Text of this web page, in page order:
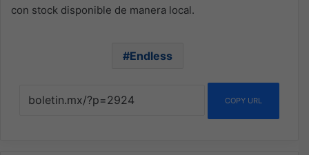
con stock disponible de manera local.
Endless
COPY URL